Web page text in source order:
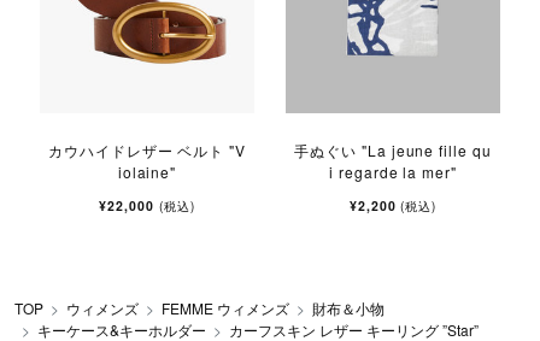
カウハイドレザー ベルト "V
iolaine"
¥22,000 (税込)
手ぬぐい "La jeune fille qu
i regarde la mer"
¥2,200(税込)
TOP ウィメンズ FEMME ウィメンズ
財布＆小物
キーケース&キーホルダー
カーフスキン レザー キーリング ”Star”